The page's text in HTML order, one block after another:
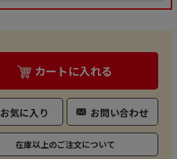
カートに入れる
お気に入り お問い合わせ
在庫以上のご注文について